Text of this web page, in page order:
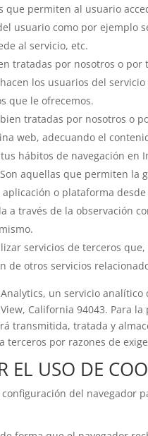
que permiten al usuario
usuario como por ejemplo
al servicio, etc.
tratadas por nosotros o
los usuarios del
que le ofrecemos.
tratadas por nosotros o
web, adecuando el
hábitos de navegación
aquellas que permiten la
o plataforma
a través de la observación
servicios de terceros
de otros servicios
un servicio
California 94043. Para
transmitida, tratada y
por razones de
EL USO DE
del navegador